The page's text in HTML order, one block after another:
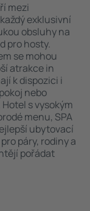
mezi
exklusivní
obsluhy na
pro hosty.
se mohou
atrakce in
k dispozici i
nebo
s vysokým
menu, SPA
ubytovací
páry, rodiny a
pořádat